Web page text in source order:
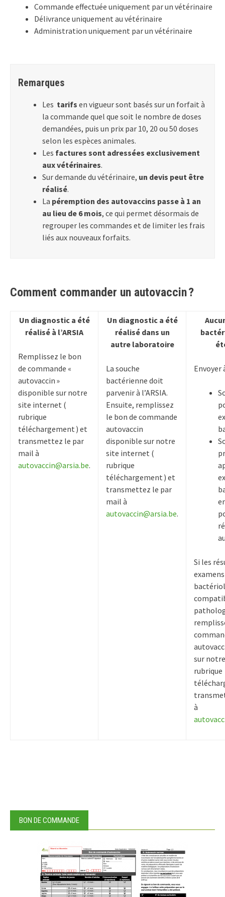
Commande effectuée uniquement par un vétérinaire
Délivrance uniquement au vétérinaire
Administration uniquement par un vétérinaire
Remarques
Les tarifs en vigueur sont basés sur un forfait à
la commande quel que soit le nombre de doses
demandées, puis un prix par 10, 20 ou 50 doses
selon les espèces animales.
Les factures sont adressées exclusivement
aux vétérinaires.
Sur demande du vétérinaire, un devis peut être
réalisé.
La péremption des autovaccins passe à 1 an
au lieu de 6 mois, ce qui permet désormais de
regrouper les commandes et de limiter les frais
liés aux nouveaux forfaits.
Comment commander un autovaccin ?
Un diagnostic a été
réalisé à l’ARSIA
Remplissez le bon
de commande «
autovaccin »
disponible sur notre
site internet (
rubrique
téléchargement ) et
transmettez le par
mail à
autovaccin@arsia.be.
Un diagnostic a été
réalisé dans un
autre laboratoire
La souche
bactérienne doit
parvenir à l’ARSIA.
Ensuite, remplissez
le bon de commande
autovaccin
disponible sur notre
site internet (
rubrique
téléchargement ) et
transmettez le par
mail à
autovaccin@arsia.be.
Envoyer
Si les
examens
sur
rubrique
à
BON DE COMMANDE